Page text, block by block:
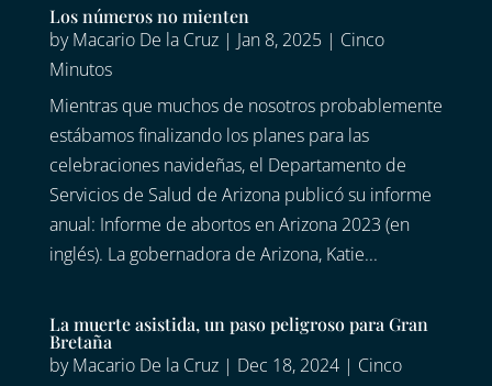
Los números no mienten
byMacario De la Cruz| Jan 8, 2025| Cinco
Minutos
Mientras que muchos de nosotros probablemente
estábamos finalizando los planes para las
celebraciones navideñas, el Departamento de
Servicios de Salud de Arizona publicó su informe
anual: Informe de abortos en Arizona 2023 (en
inglés). La gobernadora de Arizona, Katie...
La muerte asistida, un paso peligroso para Gran
Bretaña
byMacario De la Cruz| Dec 18, 2024| Cinco